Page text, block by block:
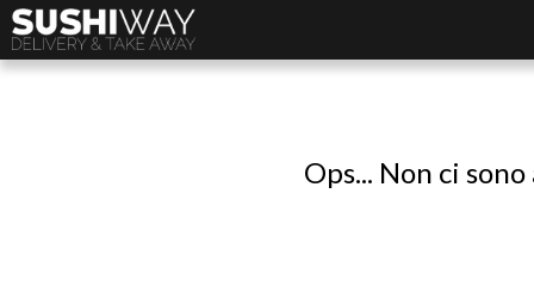
Ops... Non ci